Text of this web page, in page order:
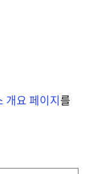
개요 페이지를